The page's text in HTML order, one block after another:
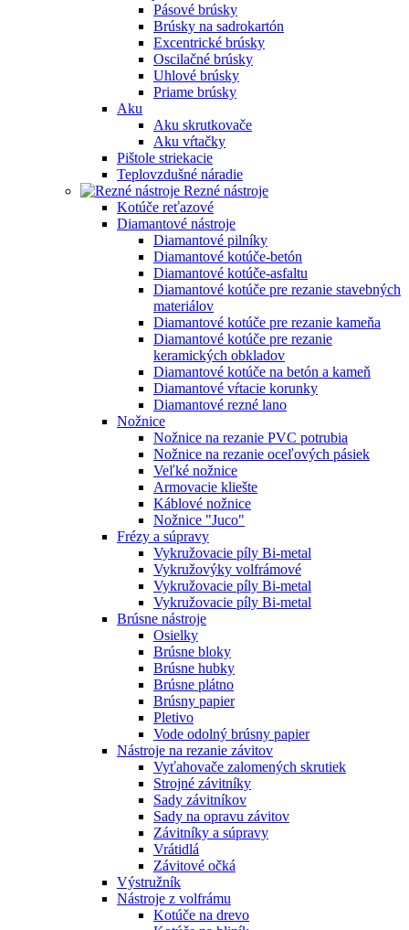
Pásové brúsky
Brúsky na sadrokartón
Excentrické brúsky
Oscilačné brúsky
Uhlové brúsky
Priame brúsky
Aku
Aku skrutkovače
Aku vŕtačky
Pištole striekacie
Teplovzdušné náradie
Rezné nástroje
Kotúče reťazové
Diamantové nástroje
Diamantové pilníky
Diamantové kotúče-betón
Diamantové kotúče-asfaltu
Diamantové kotúče pre rezanie stavebných
materiálov
Diamantové kotúče pre rezanie kameňa
Diamantové kotúče pre rezanie
keramických obkladov
Diamantové kotúče na betón a kameň
Diamantové vŕtacie korunky
Diamantové rezné lano
Nožnice
Nožnice na rezanie PVC potrubia
Nožnice na rezanie oceľových pásiek
Veľké nožnice
Armovacie kliešte
Káblové nožnice
Nožnice "Juco"
Frézy a súpravy
Vykružovacie píly Bi-metal
Vykružovýky volfrámové
Vykružovacie píly Bi-metal
Vykružovacie píly Bi-metal
Brúsne nástroje
Osielky
Brúsne bloky
Brúsne hubky
Brúsne plátno
Brúsny papier
Pletivo
Vode odolný brúsny papier
Nástroje na rezanie závitov
Vyťahovače zalomených skrutiek
Strojné závitníky
Sady závitníkov
Sady na opravu závitov
Závitníky a súpravy
Vrátidlá
Závitové očká
Výstružník
Nástroje z volfrámu
Kotúče na drevo